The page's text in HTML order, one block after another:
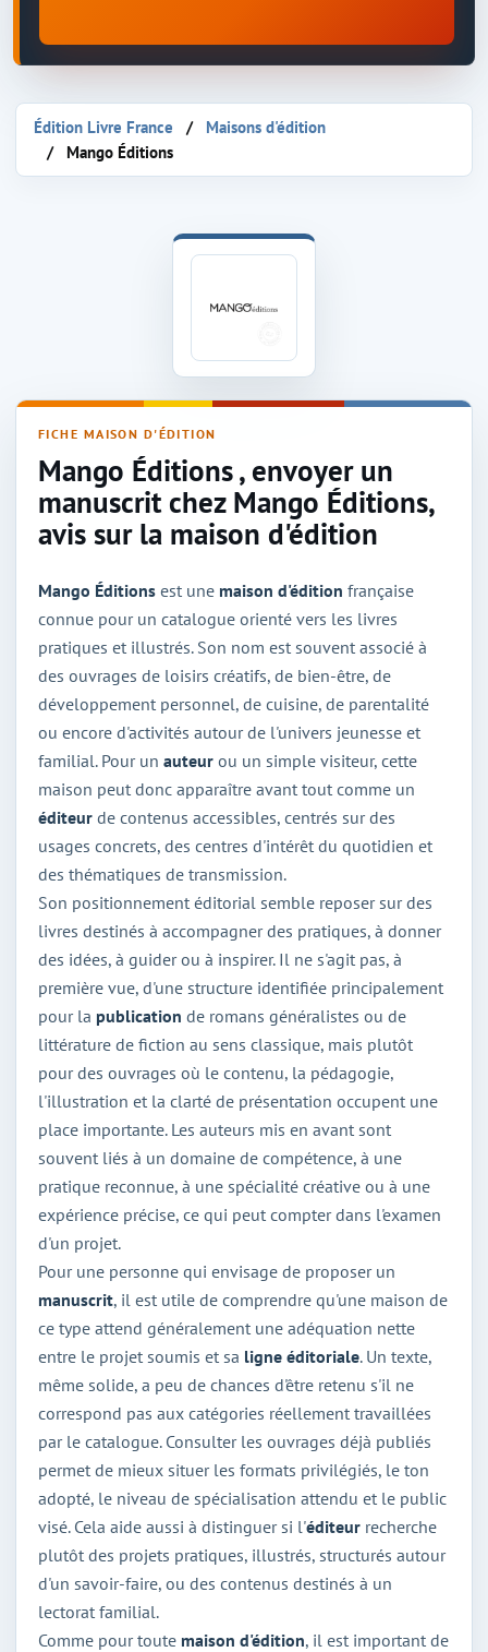
Édition Livre France
Maisons d'édition
Mango Éditions
Maison d'édition Mango Éditions
FICHE MAISON D'ÉDITION
Mango Éditions , envoyer un
manuscrit chez Mango Éditions,
avis sur la maison d'édition
Mango Éditions est une maison d'édition française
connue pour un catalogue orienté vers les livres
pratiques et illustrés. Son nom est souvent associé à
des ouvrages de loisirs créatifs, de bien-être, de
développement personnel, de cuisine, de parentalité
ou encore d'activités autour de l'univers jeunesse et
familial. Pour un auteur ou un simple visiteur, cette
maison peut donc apparaître avant tout comme un
éditeur de contenus accessibles, centrés sur des
usages concrets, des centres d'intérêt du quotidien et
des thématiques de transmission.
Son positionnement éditorial semble reposer sur des
livres destinés à accompagner des pratiques, à donner
des idées, à guider ou à inspirer. Il ne s'agit pas, à
première vue, d'une structure identifiée principalement
pour la publication de romans généralistes ou de
littérature de fiction au sens classique, mais plutôt
pour des ouvrages où le contenu, la pédagogie,
l'illustration et la clarté de présentation occupent une
place importante. Les auteurs mis en avant sont
souvent liés à un domaine de compétence, à une
pratique reconnue, à une spécialité créative ou à une
expérience précise, ce qui peut compter dans l'examen
d'un projet.
Pour une personne qui envisage de proposer un
manuscrit, il est utile de comprendre qu'une maison de
ce type attend généralement une adéquation nette
entre le projet soumis et sa ligne éditoriale. Un texte,
même solide, a peu de chances d'être retenu s'il ne
correspond pas aux catégories réellement travaillées
par le catalogue. Consulter les ouvrages déjà publiés
permet de mieux situer les formats privilégiés, le ton
adopté, le niveau de spécialisation attendu et le public
visé. Cela aide aussi à distinguer si l'éditeur recherche
plutôt des projets pratiques, illustrés, structurés autour
d'un savoir-faire, ou des contenus destinés à un
lectorat familial.
Comme pour toute maison d'édition, il est important de